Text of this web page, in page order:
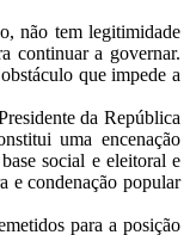
não tem legitimidade
continuar a governar.
que impede a
da República
uma encenação
social e eleitoral e
e condenação popular
para a posição